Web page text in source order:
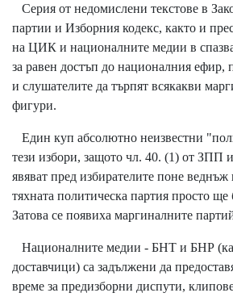
Серия от недомислени текстове в
партии и Изборния кодекс, както и
на ЦИК и националните медии в
за равен достъп до националния ефир,
и слушателите да търпят всякакви
фигури.
Един куп абсолютно неизвестни
тези избори, защото чл. 40. (1) от ЗПП
явяват пред избирателите поне
тяхната политическа партия просто ще
Затова се появиха маргиналните
Националните медии - БНТ и БНР
доставчици) са задължени да
време за предизборни диспути,